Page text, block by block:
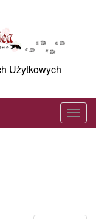
Użytkowych
T
o